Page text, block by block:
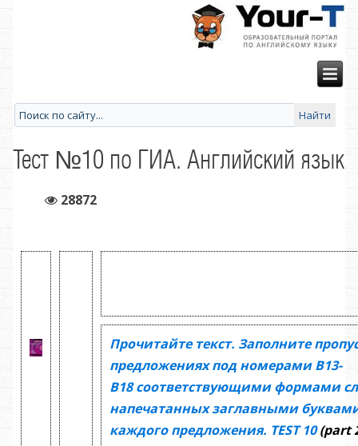
Тест №10 по ГИА. Английский язык
28872
Прочитайте текст. Заполните
предложениях под номерамиВ13-
В18соответствующими формами
напечатанных заглавными
каждого предложения. TEST10(part